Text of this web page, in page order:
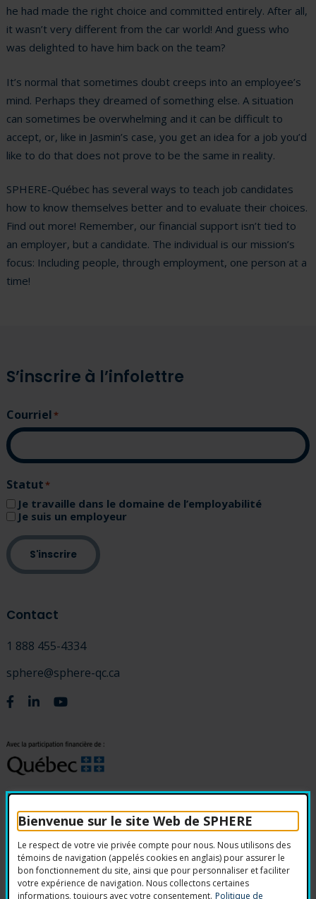
Bienvenue sur le site Web de SPHERE
Le respect de votre vie privée compte pour nous. Nous utilisons des
témoins de navigation (appelés cookies en anglais) pour assurer le
bon fonctionnement du site, ainsi que pour personnaliser et faciliter
votre expérience de navigation. Nous collectons certaines
informations, toujours avec votre consentement. Politique de
he had made the right choice and committed entirely. After all,
it wasn’t very different from the car world! And guess who
was delighted to have him back on the team?
It’s normal that sometimes doubt creeps into an employee’s
mind. Perhaps they dreamed of something else. A situation
can sometimes be overwhelming and it can be difficult to
accept, or, like in Jasmin’s case, you get an idea for a job you’d
like to do that does not prove to be the same in reality.
SPHERE-Québec has several ways to teach job candidates
how to know themselves better and to evaluate their choices.
Find out more! Remember, our financial support isn’t tied to
an employer, but a candidate. The individual is our mission’s
focus: Including people, through employment, one person at a
time!
S’inscrire à l’infolettre
Courriel (Nécessaire)
Statut (Nécessaire)
Je travaille dans le domaine de l’employabilité
Je suis un employeur
S'inscrire
Contact
1 888 455-4334
sphere@sphere-qc.ca
Facebook
LinkedinYoutube
Accessibilité
Politique sur la confidentialité
Avis légal
Nétiquette